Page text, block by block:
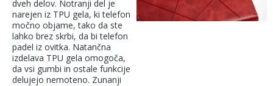
dveh delov. Notranji del je
narejen iz TPU gela, ki telefon
močno objame, tako da ste
lahko brez skrbi, da bi telefon
padel iz ovitka. Natančna
izdelava TPU gela omogoča,
da vsi gumbi in ostale funkcije
delujejo nemoteno. Zunanji